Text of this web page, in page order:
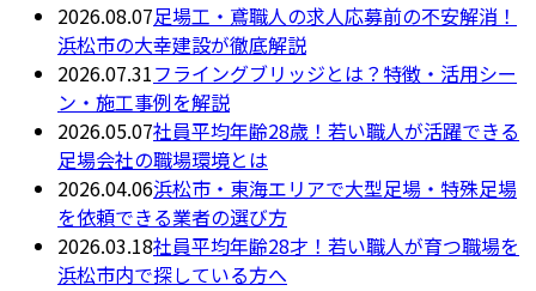
2026.08.07足場工・鳶職人の求人応募前の不安解消！
浜松市の大幸建設が徹底解説
2026.07.31フライングブリッジとは？特徴・活用シー
ン・施工事例を解説
2026.05.07社員平均年齢28歳！若い職人が活躍できる
足場会社の職場環境とは
2026.04.06浜松市・東海エリアで大型足場・特殊足場
を依頼できる業者の選び方
2026.03.18社員平均年齢28才！若い職人が育つ職場を
浜松市内で探している方へ